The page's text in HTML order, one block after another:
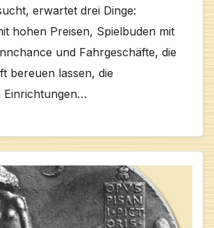
erwartet drei Dinge:
hohen Preisen, Spielbuden mit
und Fahrgeschäfte, die
bereuen lassen, die
Einrichtungen…